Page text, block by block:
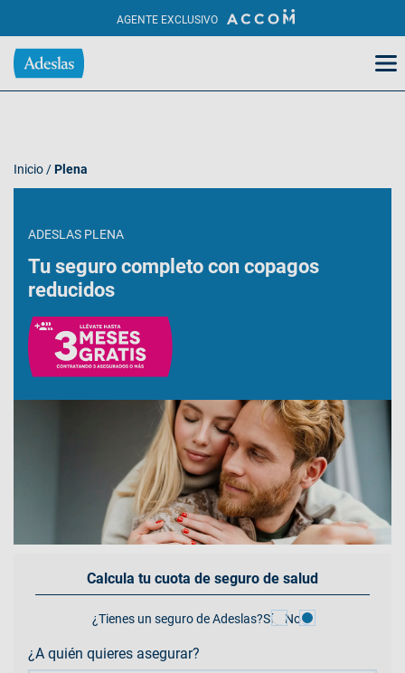
AGENTE EXCLUSIVO
Inicio /Plena
ADESLAS PLENA
Tu seguro completo con copagos
reducidos
Calcula tu cuota de seguro de salud
¿Tienes un seguro de Adeslas?Sí No
¿A quién quieres asegurar?